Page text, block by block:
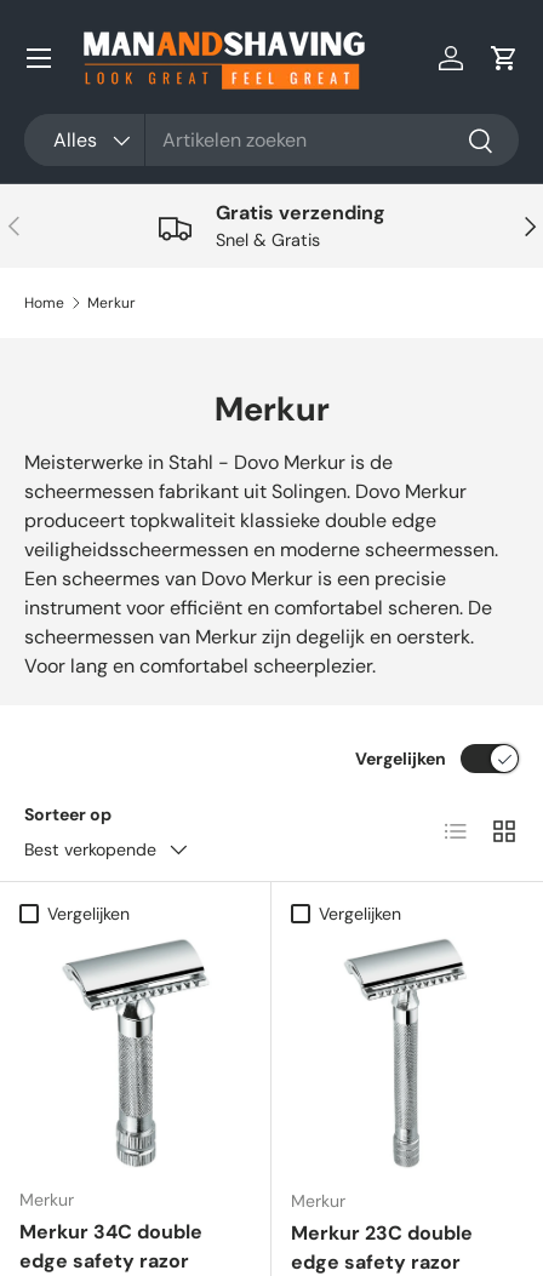
Ga naar inhoud
Alles Zoeken
Inloggen
Vorige Gratis verzending
Snel & Gratis
Home Merkur
Merkur
Meisterwerke in Stahl - Dovo Merkur is de
scheermessen fabrikant uit Solingen. Dovo Merkur
produceert topkwaliteit klassieke double edge
veiligheidsscheermessen en moderne scheermessen.
Een scheermes van Dovo Merkur is een precisie
instrument voor efficiënt en comfortabel scheren. De
scheermessen van Merkur zijn degelijk en oersterk.
Voor lang en comfortabel scheerplezier.
Sorteer op
Best verkopende
Vergelijken
Lijst
Vergelijken
Merkur
Merkur 34C double
edge safety razor
Vergelijken
Merkur
Merkur 23C double
edge safety razor